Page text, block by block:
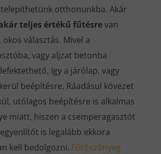
otthonunkba. Akár
teljes értékű fűtésrevan
okos választás. Mivel a
vagy aljzat betonba
így a járólap, vagy
beépítésre. Ráadásul kövezet
utólagos beépítésre is alkalmas
miatt, hiszen a csemperagasztót
is legalább ekkora
kell bedolgozni. Fűtőszőnyeg